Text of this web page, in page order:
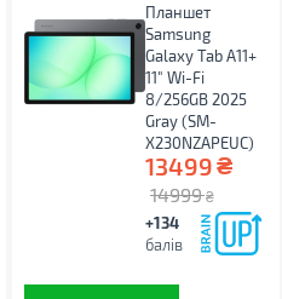
Планшет
Samsung
Galaxy Tab A11+
11" Wi-Fi
8/256GB 2025
Gray (SM-
X230NZAPEUC)
13499₴
14999 ₴
+134
балів